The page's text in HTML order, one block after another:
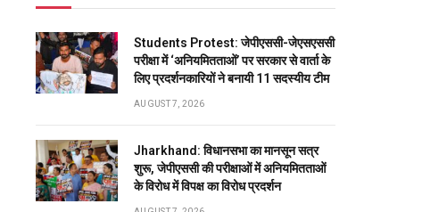
Students Protest: जेपीएससी-जेएसएससी
परीक्षा में ‘अनियमितताओं’ पर सरकार से वार्ता के
लिए प्रदर्शनकारियों ने बनायी 11 सदस्यीय टीम
AUGUST 7, 2026
Jharkhand: विधानसभा का मानसून सत्र
शुरू, जेपीएससी की परीक्षाओं में अनियमितताओं
के विरोध में विपक्ष का विरोध प्रदर्शन